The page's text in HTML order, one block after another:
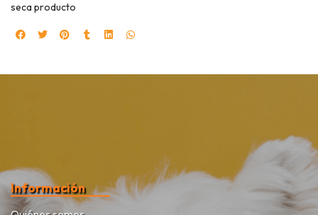
seca producto
Información